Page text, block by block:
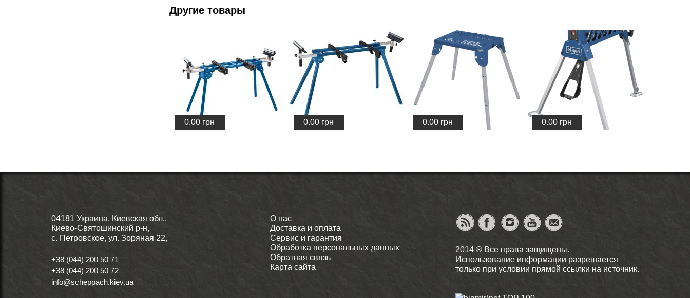
Другие товары
0.00 грн 0.00 грн 0.00 грн 0.00 грн
04181 Украина, Киевская обл.,
Киево-Святошинский р-н,
с. Петровское, ул. Зоряная 22,
+38 (044) 200 50 71
+38 (044) 200 50 72
info@scheppach.kiev.ua
О нас
Доставка и оплата
Сервис и гарантия
Обработка персональных данных
Обратная связь
Карта сайта
2014 ® Все права защищены.
Использование информации разрешается
только при условии прямой ссылки на источник.